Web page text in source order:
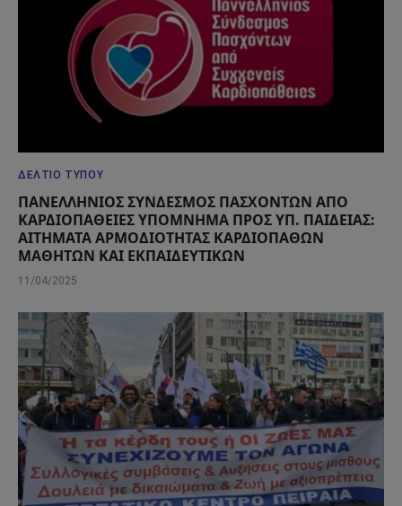
ΔΕΛΤΊΟ ΤΎΠΟΥ
ΠΑΝΕΛΛΗΝΙΟΣ ΣΥΝΔΕΣΜΟΣ ΠΑΣΧΟΝΤΩΝ ΑΠΟ
ΚΑΡΔΙΟΠΑΘΕΙΕΣ ΥΠΟΜΝΗΜΑ ΠΡΟΣ ΥΠ. ΠΑΙΔΕΙΑΣ:
ΑΙΤΗΜΑΤΑ ΑΡΜΟΔΙΟΤΗΤΑΣ ΚΑΡΔΙΟΠΑΘΩΝ
ΜΑΘΗΤΩΝ ΚΑΙ ΕΚΠΑΙΔΕΥΤΙΚΩΝ
11/04/2025